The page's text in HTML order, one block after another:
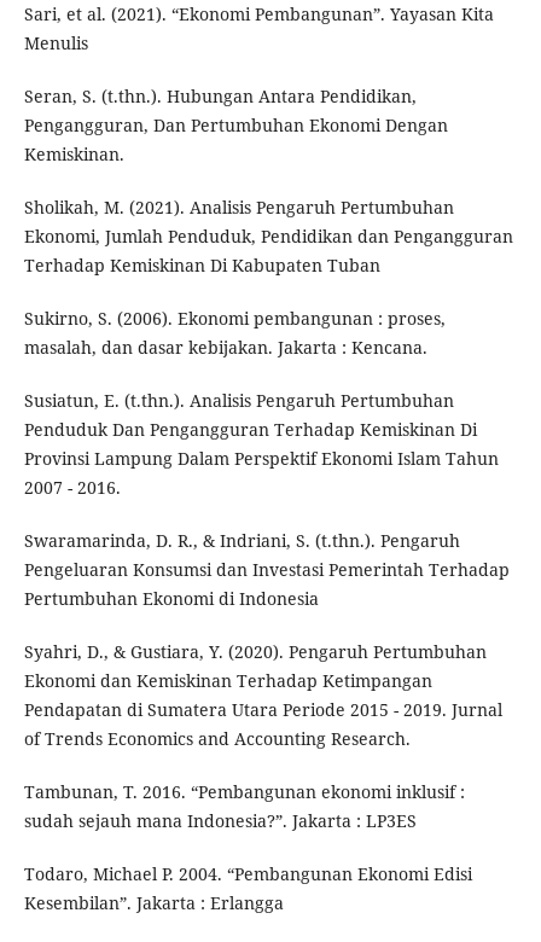
Sari, et al. (2021). “Ekonomi Pembangunan”. Yayasan Kita
Menulis
Seran, S. (t.thn.). Hubungan Antara Pendidikan,
Pengangguran, Dan Pertumbuhan Ekonomi Dengan
Kemiskinan.
Sholikah, M. (2021). Analisis Pengaruh Pertumbuhan
Ekonomi, Jumlah Penduduk, Pendidikan dan Pengangguran
Terhadap Kemiskinan Di Kabupaten Tuban
Sukirno, S. (2006). Ekonomi pembangunan : proses,
masalah, dan dasar kebijakan. Jakarta : Kencana.
Susiatun, E. (t.thn.). Analisis Pengaruh Pertumbuhan
Penduduk Dan Pengangguran Terhadap Kemiskinan Di
Provinsi Lampung Dalam Perspektif Ekonomi Islam Tahun
2007 - 2016.
Swaramarinda, D. R., & Indriani, S. (t.thn.). Pengaruh
Pengeluaran Konsumsi dan Investasi Pemerintah Terhadap
Pertumbuhan Ekonomi di Indonesia
Syahri, D., & Gustiara, Y. (2020). Pengaruh Pertumbuhan
Ekonomi dan Kemiskinan Terhadap Ketimpangan
Pendapatan di Sumatera Utara Periode 2015 - 2019. Jurnal
of Trends Economics and Accounting Research.
Tambunan, T. 2016. “Pembangunan ekonomi inklusif :
sudah sejauh mana Indonesia?”. Jakarta : LP3ES
Todaro, Michael P. 2004. “Pembangunan Ekonomi Edisi
Kesembilan”. Jakarta : Erlangga